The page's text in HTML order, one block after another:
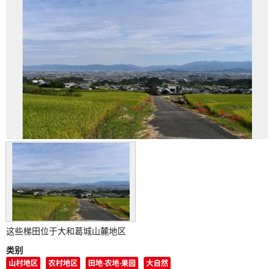
这些梯田位于大和葛城山麓地区
类别
山村地区 农村地区 田地·农地·果园 大自然